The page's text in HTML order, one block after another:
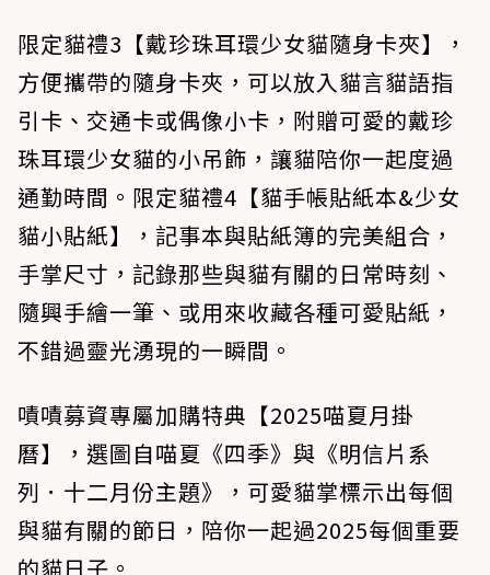
限定貓禮3【戴珍珠耳環少女貓隨身卡夾】，
方便攜帶的隨身卡夾，可以放入貓言貓語指
引卡、交通卡或偶像小卡，附贈可愛的戴珍
珠耳環少女貓的小吊飾，讓貓陪你一起度過
通勤時間。限定貓禮4【貓手帳貼紙本&少女
貓小貼紙】，記事本與貼紙簿的完美組合，
手掌尺寸，記錄那些與貓有關的日常時刻、
隨興手繪一筆、或用來收藏各種可愛貼紙，
不錯過靈光湧現的一瞬間。
嘖嘖募資專屬加購特典【2025喵夏月掛
曆】，選圖自喵夏《四季》與《明信片系
列．十二月份主題》，可愛貓掌標示出每個
與貓有關的節日，陪你一起過2025每個重要
的貓日子。